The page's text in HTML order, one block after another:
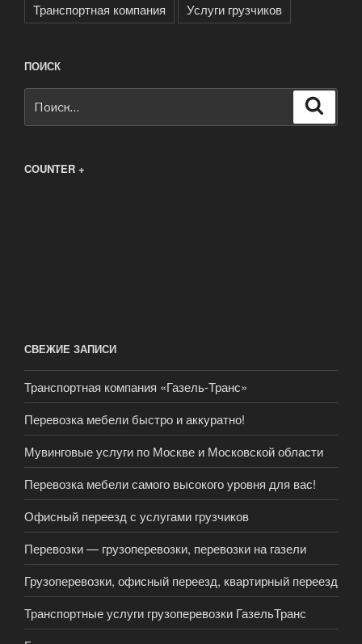
Транспортная компания
Услуги грузчиков
ПОИСК
COUNTER +
СВЕЖИЕ ЗАПИСИ
Транспортная компания «Газель-Транс»
Перевозка мебели быстро и аккуратно!
Мувинговые услуги по Москве и Московской области
Перевозка мебели самого высокого уровня для вас!
Офисный переезд с услугами грузчиков
Перевозки — грузоперевозки, перевозки на газели
Грузоперевозки, офисный переезд, квартирный переезд
Транспортные услуги грузоперевозки ГазельТранс